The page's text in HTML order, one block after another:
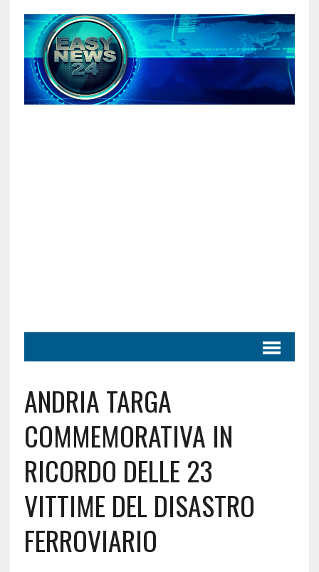
ANDRIA TARGA
COMMEMORATIVA IN
RICORDO DELLE 23
VITTIME DEL DISASTRO
FERROVIARIO